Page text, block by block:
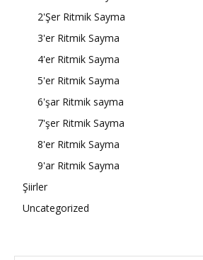
2'Şer Ritmik Sayma
3'er Ritmik Sayma
4'er Ritmik Sayma
5'er Ritmik Sayma
6'şar Ritmik sayma
7'şer Ritmik Sayma
8'er Ritmik Sayma
9'ar Ritmik Sayma
Şiirler
Uncategorized